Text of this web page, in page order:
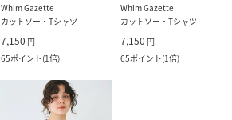
Whim Gazette
カットソー・Tシャツ
7,150 円
65ポイント(1倍)
Whim Gazette
カットソー・Tシャツ
7,150 円
65ポイント(1倍)